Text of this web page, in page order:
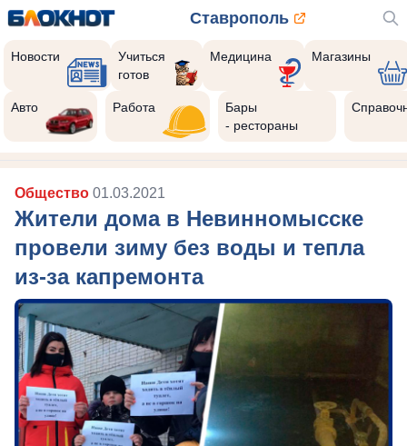
Ставрополь
Новости
Учиться
готов
Медицина Магазины
Авто Работа
Бары
- рестораны
Общество 01.03.2021
Жители дома в Невинномысске
провели зиму без воды и тепла
из-за капремонта